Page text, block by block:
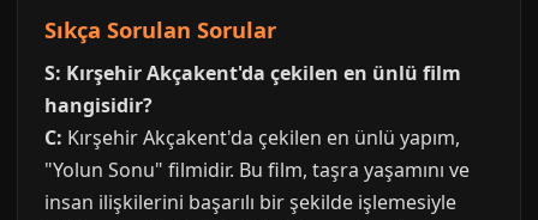
Sıkça Sorulan Sorular
S: Kırşehir Akçakent'da çekilen en ünlü film
hangisidir?
C: Kırşehir Akçakent'da çekilen en ünlü yapım,
"Yolun Sonu" filmidir. Bu film, taşra yaşamını ve
insan ilişkilerini başarılı bir şekilde işlemesiyle